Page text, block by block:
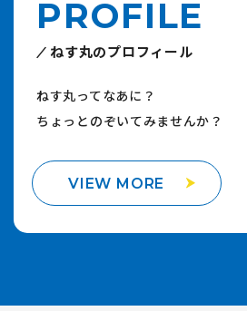
PROFILE
ねす丸のプロフィール
ねす丸ってなあに？
ちょっとのぞいてみませんか？
VIEW MORE